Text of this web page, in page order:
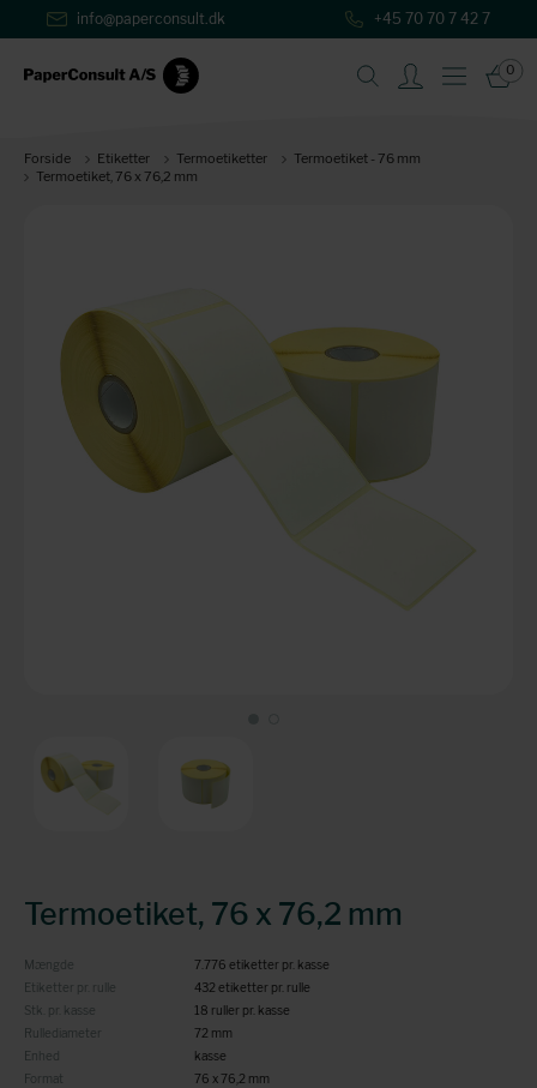
+45 70 70 7 42 7
info@paperconsult.dk
0
Forside Etiketter Termoetiketter
Termoetiket - 76 mm
Termoetiket, 76 x 76,2 mm
Termoetiket, 76 x 76,2 mm
Mængde
7.776 etiketter pr. kasse
Etiketter pr. rulle
432 etiketter pr. rulle
Stk. pr. kasse
18 ruller pr. kasse
Rullediameter
72 mm
Enhed
kasse
Format
76 x 76,2 mm